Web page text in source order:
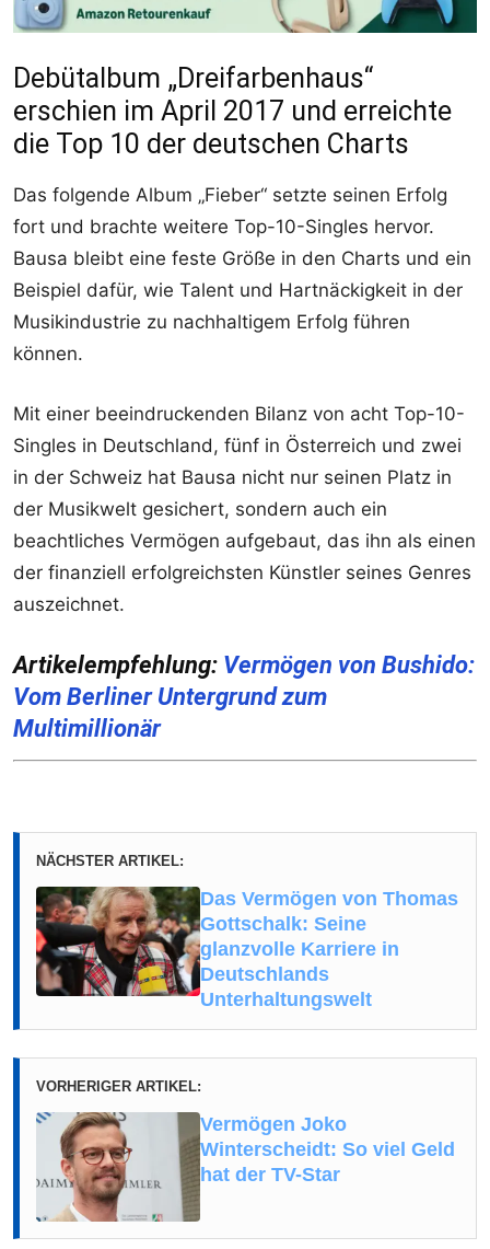
Debütalbum „Dreifarbenhaus“
erschien im April 2017 und erreichte
die Top 10 der deutschen Charts
Das folgende Album „Fieber“ setzte seinen Erfolg
fort und brachte weitere Top-10-Singles hervor.
Bausa bleibt eine feste Größe in den Charts und ein
Beispiel dafür, wie Talent und Hartnäckigkeit in der
Musikindustrie zu nachhaltigem Erfolg führen
können.
Mit einer beeindruckenden Bilanz von acht Top-10-
Singles in Deutschland, fünf in Österreich und zwei
in der Schweiz hat Bausa nicht nur seinen Platz in
der Musikwelt gesichert, sondern auch ein
beachtliches Vermögen aufgebaut, das ihn als einen
der finanziell erfolgreichsten Künstler seines Genres
auszeichnet.
Artikelempfehlung: Vermögen von Bushido:
Vom Berliner Untergrund zum
Multimillionär
NÄCHSTER ARTIKEL:
Das Vermögen von Thomas
Gottschalk: Seine
glanzvolle Karriere in
Deutschlands
Unterhaltungswelt
VORHERIGER ARTIKEL:
Vermögen Joko
Winterscheidt: So viel Geld
hat der TV-Star